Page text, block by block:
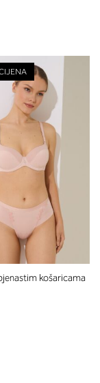
košaricama